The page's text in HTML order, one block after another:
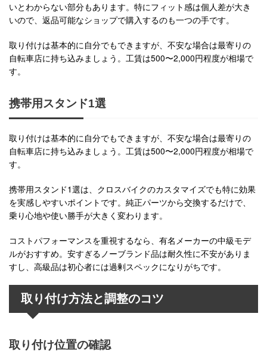
いとわからない部分もあります。特にフィット感は個人差が大き
いので、返品可能なショップで購入するのも一つの手です。
取り付けは基本的に自分でもできますが、不安な場合は最寄りの
自転車店に持ち込みましょう。工賃は500〜2,000円程度が相場で
す。
携帯用スタンド1選
取り付けは基本的に自分でもできますが、不安な場合は最寄りの
自転車店に持ち込みましょう。工賃は500〜2,000円程度が相場で
す。
携帯用スタンド1選は、クロスバイクのカスタマイズでも特に効果
を実感しやすいポイントです。純正パーツから交換するだけで、
乗り心地や使い勝手が大きく変わります。
コストパフォーマンスを重視するなら、有名メーカーの中級モデ
ルがおすすめ。安すぎるノーブランド品は耐久性に不安がありま
すし、高級品は初心者には過剰スペックになりがちです。
取り付け方法と調整のコツ
取り付け位置の確認